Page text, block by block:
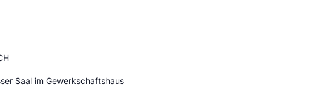
Saal im Gewerkschaftshaus